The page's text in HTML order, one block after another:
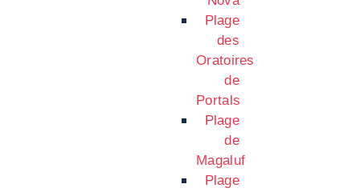
Plage
des
Oratoires
de
Portals
Plage
de
Magaluf
Plage